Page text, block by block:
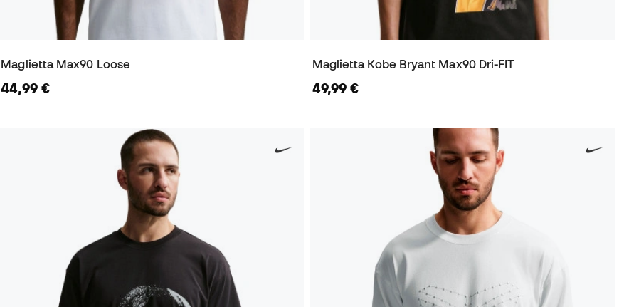
Maglietta Max90 Loose
44,99 €
Maglietta Kobe Bryant Max90 Dri-FIT
49,99 €